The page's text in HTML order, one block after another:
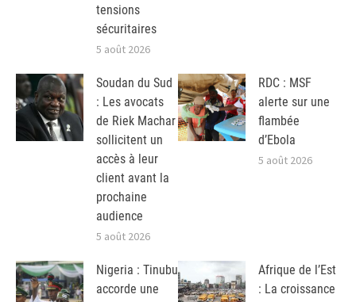
tensions
sécuritaires
5 août 2026
Soudan du Sud
: Les avocats
de Riek Machar
sollicitent un
accès à leur
client avant la
prochaine
audience
5 août 2026
RDC : MSF
alerte sur une
flambée
d’Ebola
5 août 2026
Nigeria : Tinubu
accorde une
Afrique de l’Est
: La croissance